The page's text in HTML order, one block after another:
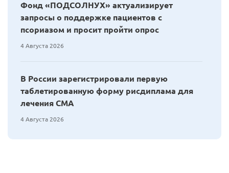
Фонд «ПОДСОЛНУХ» актуализирует
запросы о поддержке пациентов с
псориазом и просит пройти опрос
4 Августа 2026
В России зарегистрировали первую
таблетированную форму рисдиплама для
лечения СМА
4 Августа 2026